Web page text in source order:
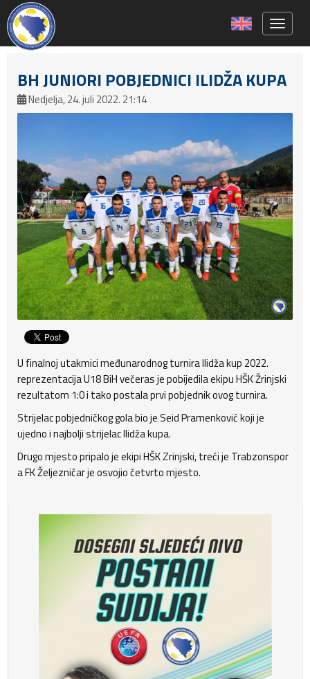
BH JUNIORI POBJEDNICI ILIDŽA KUPA
Nedjelja, 24. juli 2022. 21:14
U finalnoj utakmici međunarodnog turnira Ilidža kup 2022.
reprezentacija U18 BiH večeras je pobijedila ekipu HŠK Žrinjski
rezultatom 1:0 i tako postala prvi pobjednik ovog turnira.
Strijelac pobjedničkog gola bio je Seid Pramenković koji je
ujedno i najbolji strijelac Ilidža kupa.
Drugo mjesto pripalo je ekipi HŠK Zrinjski, treći je Trabzonspor
a FK Željezničar je osvojio četvrto mjesto.